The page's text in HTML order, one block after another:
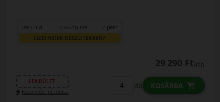
0% THM 100% online 7 perc
FIZETHETEK RÉSZLETEKBEN?
29 290 Ft/db
LENDÜLET
Kuponkód másolása
db KOSÁRBA